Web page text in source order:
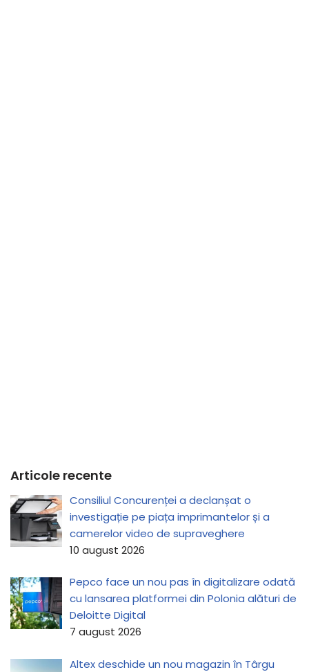
Articole recente
Consiliul Concurenței a declanșat o
investigație pe piața imprimantelor și a
camerelor video de supraveghere
10 august 2026
Pepco face un nou pas în digitalizare odată
cu lansarea platformei din Polonia alături de
Deloitte Digital
7 august 2026
Altex deschide un nou magazin în Târgu